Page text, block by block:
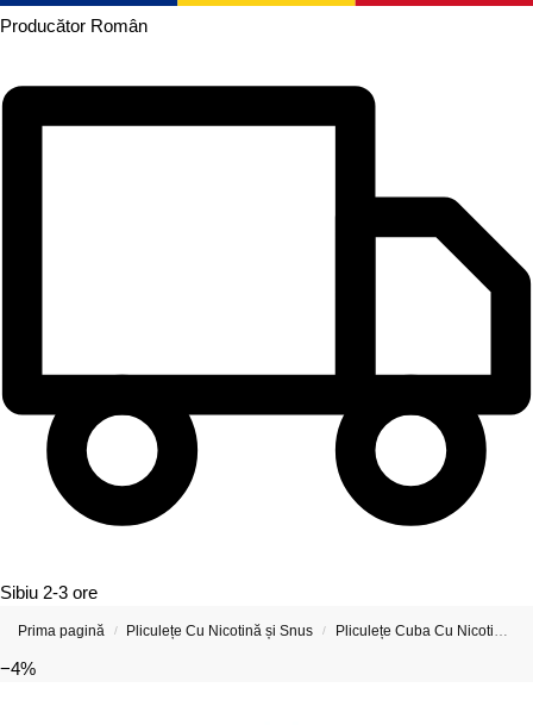
Producător Român
Sibiu 2-3 ore
Prima pagină / Pliculețe Cu Nicotină și Snus / Pliculețe Cuba Cu Nicotină
−4%